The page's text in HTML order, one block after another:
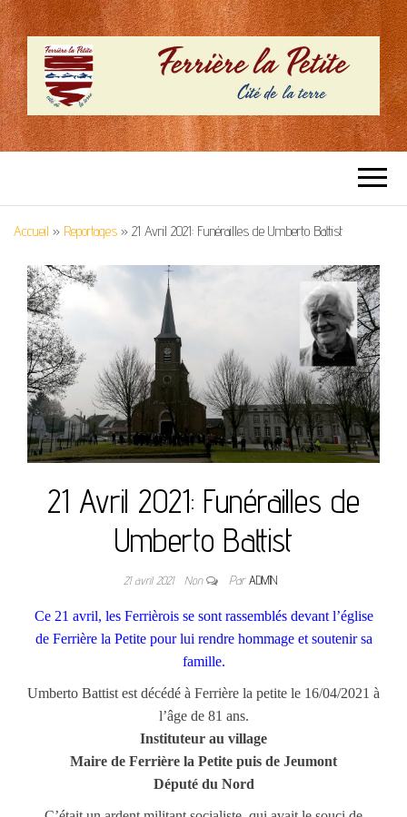
SITE OFFICIEL –
FERRIERE LA
PETITE
Cité de la terre
Accueil » Reportages » 21 Avril 2021: Funérailles de Umberto Battist
21 Avril 2021: Funérailles de
Umberto Battist
21 avril 2021 Non ParADMIN
Ce 21 avril, les Ferrièrois se sont rassemblés devant l’église
de Ferrière la Petite pour lui rendre hommage et soutenir sa
famille.
Umberto Battist est décédé à Ferrière la petite le 16/04/2021 à
l’âge de 81 ans.
Instituteur au village
Maire de Ferrière la Petite puis de Jeumont
Député du Nord